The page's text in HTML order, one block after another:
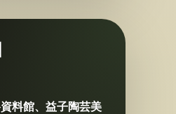
料館、益子陶芸美